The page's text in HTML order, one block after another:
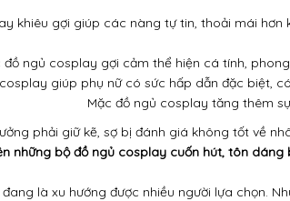
khiêu gợi giúp các nàng tự tin, thoải mái
đồ ngủ cosplay gợi cảm thể hiện cá tính,
giúp phụ nữ có sức hấp dẫn đặc biệt,
Mặc đồ ngủ cosplay tăng thêm
phải giữ kẽ, sợ bị đánh giá không tốt về
những bộ đồ ngủ cosplay cuốn hút, tôn dáng
là xu hướng được nhiều người lựa chọn.